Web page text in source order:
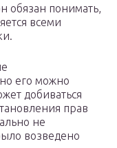
обязан понимать,
всеми
его можно
добиваться
прав
не
возведено